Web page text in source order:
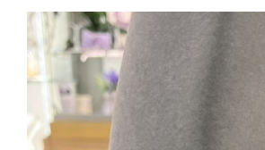
AGGIUNGI AL CARRELLO